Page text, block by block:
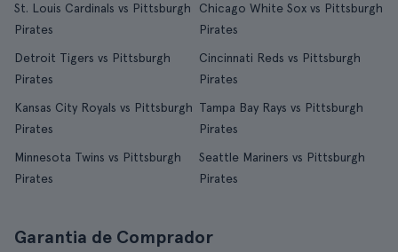
St. Louis Cardinals vs Pittsburgh
Pirates
Chicago White Sox vs Pittsburgh
Pirates
Detroit Tigers vs Pittsburgh
Pirates
Cincinnati Reds vs Pittsburgh
Pirates
Kansas City Royals vs Pittsburgh
Pirates
Tampa Bay Rays vs Pittsburgh
Pirates
Minnesota Twins vs Pittsburgh
Pirates
Seattle Mariners vs Pittsburgh
Pirates
Garantia de Comprador